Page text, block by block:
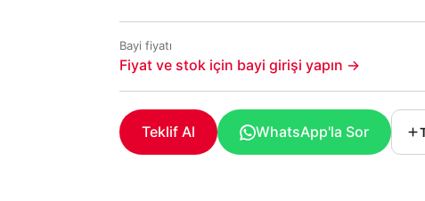
Bayi fiyatı
Fiyat ve stok için bayi girişi yapın →
Teklif Al WhatsApp'la Sor